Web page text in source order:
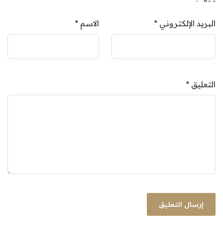
الاسم * البريد الإلكتروني *
التعليق *